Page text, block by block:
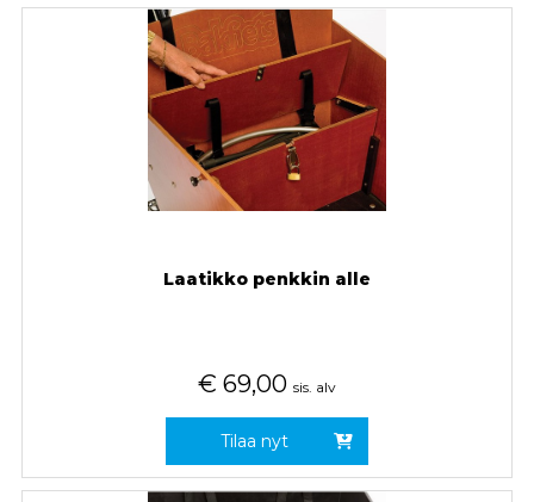
Laatikko penkkin alle
€ 69,00 sis. alv
Tilaa nyt